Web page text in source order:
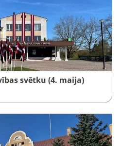
svētku (4. maija)